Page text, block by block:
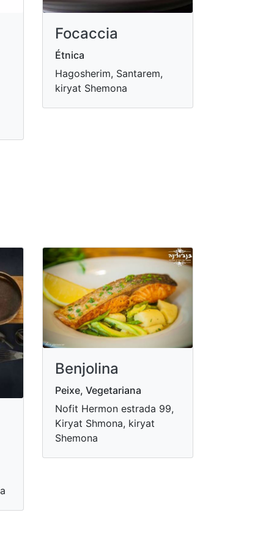
Focaccia
Étnica
Hagosherim, Santarem,
kiryat Shemona
Benjolina
Peixe, Vegetariana
Nofit Hermon estrada 99,
Kiryat Shmona, kiryat
Shemona